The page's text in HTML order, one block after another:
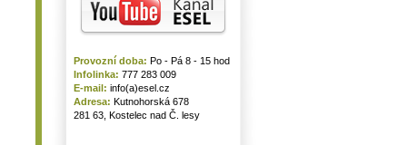
Provozní doba: Po - Pá 8 - 15 hod
Infolinka: 777 283 009
E-mail: info(a)esel.cz
Adresa: Kutnohorská 678
281 63, Kostelec nad Č. lesy